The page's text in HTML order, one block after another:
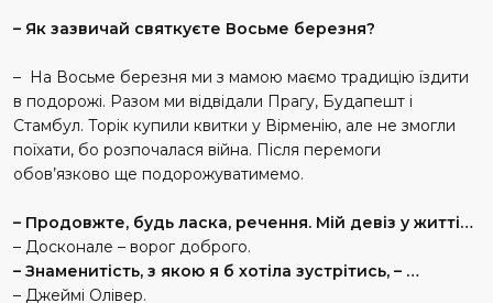
– Як зазвичай святкуєте Восьме березня?
– На Восьме березня ми з мамою маємо традицію їздити
в подорожі. Разом ми відвідали Прагу, Будапешт і
Стамбул. Торік купили квитки у Вірменію, але не змогли
поїхати, бо розпочалася війна. Після перемоги
обов’язково ще подорожуватимемо.
– Продовжте, будь ласка, речення. Мій девіз у житті…
– Досконале – ворог доброго.
– Знаменитість, з якою я б хотіла зустрітись, – …
– Джеймі Олівер.